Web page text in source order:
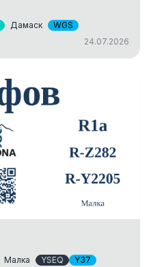
Дамаск
WGS
24.07.2026
Малка YSEQ
Y37